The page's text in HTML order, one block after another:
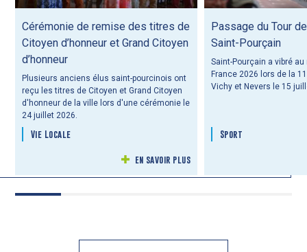
Cérémonie de remise des titres de
Citoyen d’honneur et Grand Citoyen
d’honneur
Plusieurs anciens élus saint-pourcinois ont
reçu les titres de Citoyen et Grand Citoyen
d'honneur de la ville lors d'une cérémonie le
24 juillet 2026.
Vie Locale
en savoir plus
Passage du Tour
Saint-Pourçain
Saint-Pourçain a vibré
France 2026 lors de la
Vichy et Nevers le 15
Sport